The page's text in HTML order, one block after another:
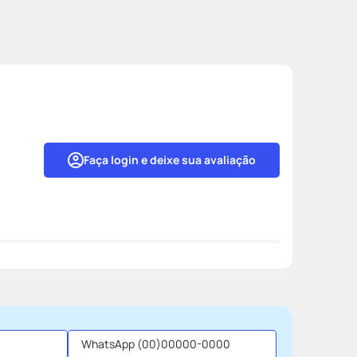
Faça login e deixe sua avaliação